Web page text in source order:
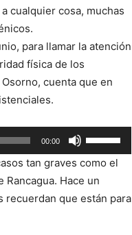
cualquier cosa, muchas
para llamar la atención
física de los
cuenta que en
00:00
las
teclas
de
flecha
tan graves como el
Hace un
recuerdan que están para